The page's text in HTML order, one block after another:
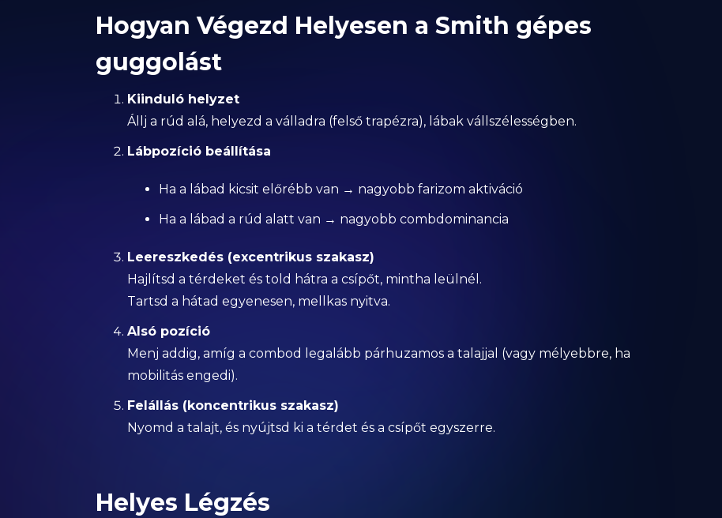
Hogyan Végezd Helyesen a Smith gépes
guggolást
Kiinduló helyzet
Állj a rúd alá, helyezd a válladra (felső trapézra), lábak vállszélességben.
Lábpozíció beállítása
Ha a lábad kicsit előrébb van → nagyobb farizom aktiváció
Ha a lábad a rúd alatt van → nagyobb combdominancia
Leereszkedés (excentrikus szakasz)
Hajlítsd a térdeket és told hátra a csípőt, mintha leülnél.
Tartsd a hátad egyenesen, mellkas nyitva.
Alsó pozíció
Menj addig, amíg a combod legalább párhuzamos a talajjal (vagy mélyebbre, ha
mobilitás engedi).
Felállás (koncentrikus szakasz)
Nyomd a talajt, és nyújtsd ki a térdet és a csípőt egyszerre.
Helyes Légzés